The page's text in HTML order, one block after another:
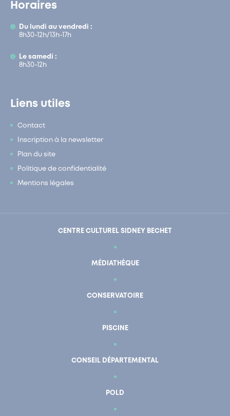
Horaires
Du lundi au vendredi :
8h30-12h/13h-17h
Le samedi :
8h30-12h
Liens utiles
Contact
Inscription à la newsletter
Plan du site
Politique de confidentialité
Mentions légales
CENTRE CULTUREL SIDNEY BECHET
MÉDIATHÈQUE
CONSERVATOIRE
PISCINE
CONSEIL DÉPARTEMENTAL
POLD